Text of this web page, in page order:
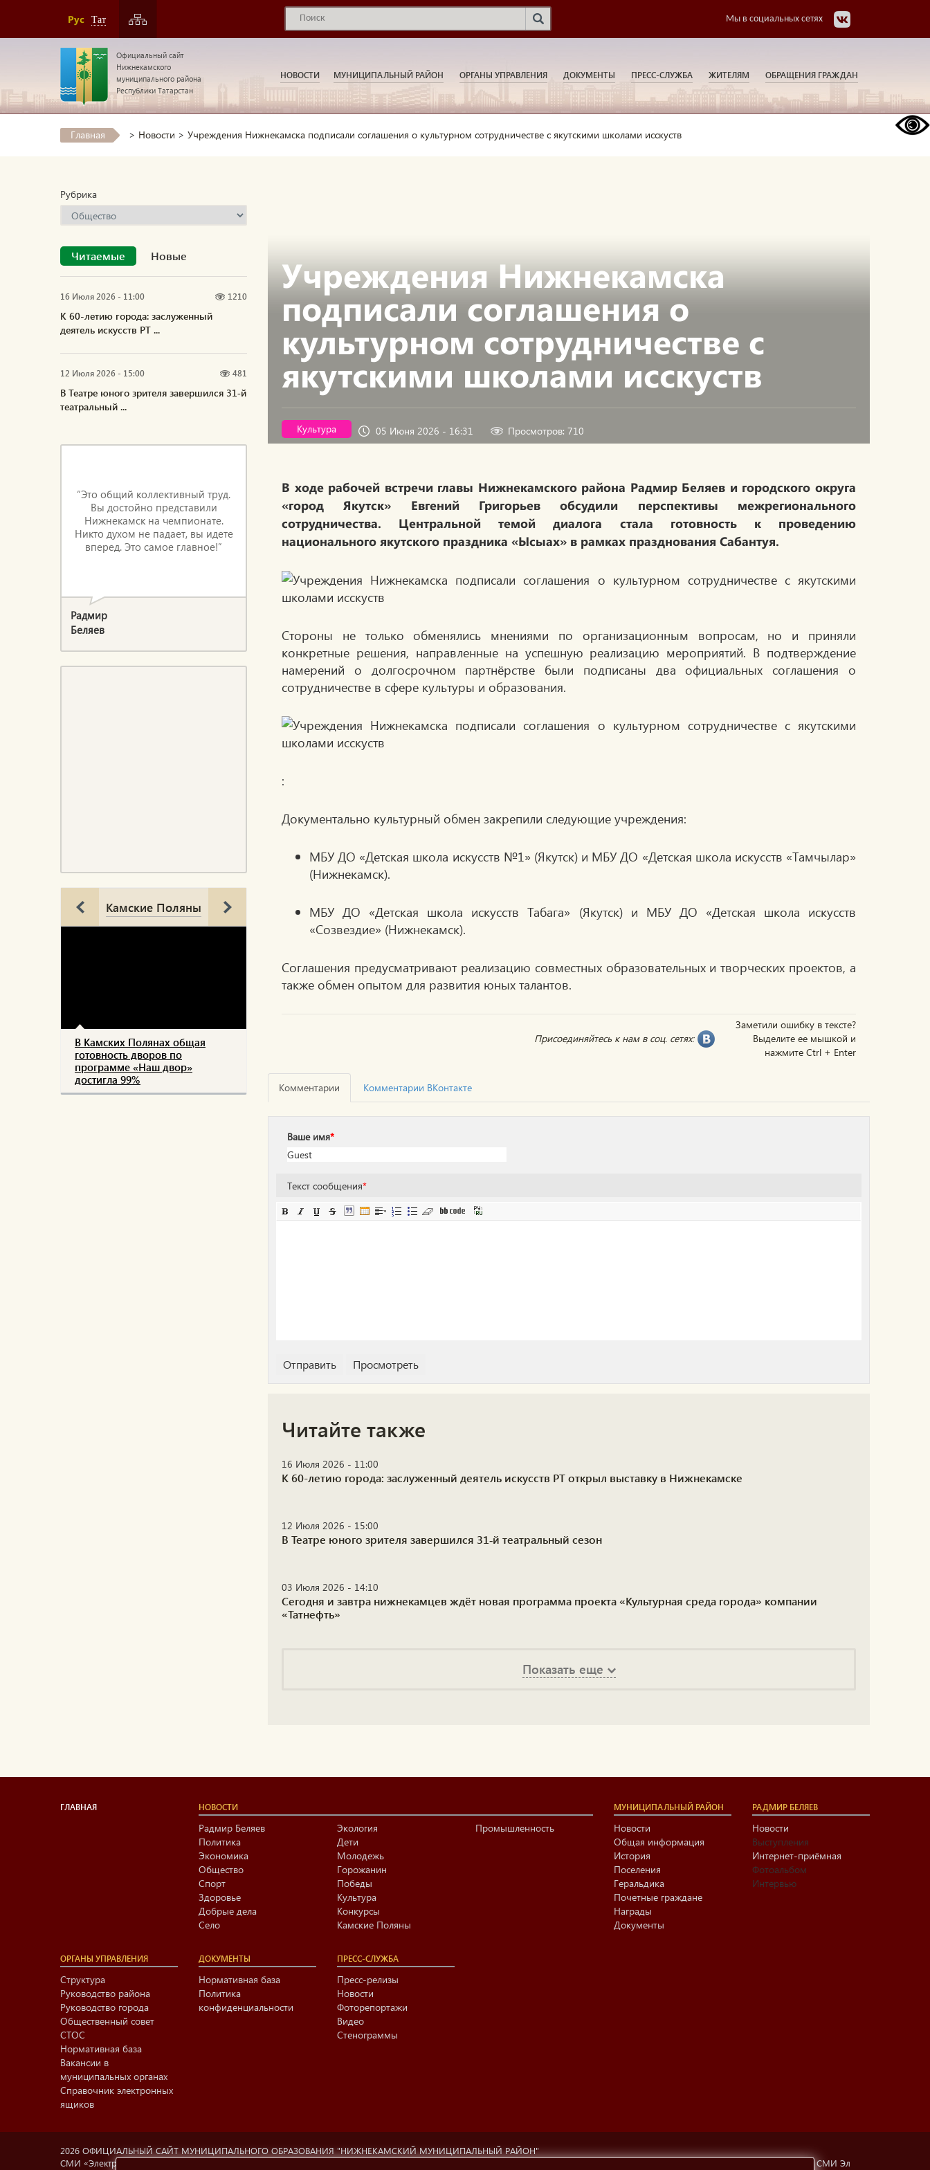
Рус Тат Мы в социальных сетях
Официальный сайт
Нижнекамского
муниципального района
Республики Татарстан
НОВОСТИ МУНИЦИПАЛЬНЫЙ РАЙОН ОРГАНЫ УПРАВЛЕНИЯ ДОКУМЕНТЫ ПРЕСС-СЛУЖБА ЖИТЕЛЯМ ОБРАЩЕНИЯ ГРАЖДАН
Главная > Новости > Учреждения Нижнекамска подписали соглашения о культурном сотрудничестве с якутскими школами исскуств
Рубрика
Читаемые Новые
16 Июля 2026 - 11:00 1210
К 60-летию города: заслуженный
деятель искусств РТ ...
12 Июля 2026 - 15:00 481
В Театре юного зрителя завершился 31‑й
театральный ...
“Это общий коллективный труд.
Вы достойно представили
Нижнекамск на чемпионате.
Никто духом не падает, вы идете
вперед. Это самое главное!”
Радмир
Беляев
Камские Поляны
В Камских Полянах общая
готовность дворов по
программе «Наш двор»
достигла 99%
Учреждения Нижнекамска
подписали соглашения о
культурном сотрудничестве с
якутскими школами исскуств
Культура 05 Июня 2026 - 16:31 Просмотров: 710
В ходе рабочей встречи главы Нижнекамского района Радмир Беляев и городского округа
«город Якутск» Евгений Григорьев обсудили перспективы межрегионального
сотрудничества. Центральной темой диалога стала готовность к проведению
национального якутского праздника «Ысыах» в рамках празднования Сабантуя.
Стороны не только обменялись мнениями по организационным вопросам, но и приняли
конкретные решения, направленные на успешную реализацию мероприятий. В подтверждение
намерений о долгосрочном партнёрстве были подписаны два официальных соглашения о
сотрудничестве в сфере культуры и образования.
:
Документально культурный обмен закрепили следующие учреждения:
МБУ ДО «Детская школа искусств №1» (Якутск) и МБУ ДО «Детская школа искусств «Тамчылар»
(Нижнекамск).
МБУ ДО «Детская школа искусств Табага» (Якутск) и МБУ ДО «Детская школа искусств
«Созвездие» (Нижнекамск).
Соглашения предусматривают реализацию совместных образовательных и творческих проектов, а
также обмен опытом для развития юных талантов.
Заметили ошибку в тексте?
Выделите ее мышкой и
нажмите Ctrl + Enter
Присоединяйтесь к нам в соц. сетях:
Комментарии Комментарии ВКонтакте
Ваше имя*
Текст сообщения*
Читайте также
16 Июля 2026 - 11:00
К 60-летию города: заслуженный деятель искусств РТ открыл выставку в Нижнекамске
12 Июля 2026 - 15:00
В Театре юного зрителя завершился 31‑й театральный сезон
03 Июля 2026 - 14:10
Сегодня и завтра нижнекамцев ждёт новая программа проекта «Культурная среда города» компании
«Татнефть»
Показать еще
ГЛАВНАЯ НОВОСТИ
Радмир Беляев
Политика
Экономика
Общество
Спорт
Здоровье
Добрые дела
Село
Экология
Дети
Молодежь
Горожанин
Победы
Культура
Конкурсы
Камские Поляны
Промышленность
МУНИЦИПАЛЬНЫЙ РАЙОН
Новости
Общая информация
История
Поселения
Геральдика
Почетные граждане
Награды
Документы
РАДМИР БЕЛЯЕВ
Новости
Выступления
Интернет-приёмная
Фотоальбом
Интервью
ОРГАНЫ УПРАВЛЕНИЯ
Структура
Руководство района
Руководство города
Общественный совет
СТОС
Нормативная база
Вакансии в
муниципальных органах
Справочник электронных
ящиков
ДОКУМЕНТЫ
Нормативная база
Политика
конфиденциальности
ПРЕСС-СЛУЖБА
Пресс-релизы
Новости
Фоторепортажи
Видео
Стенограммы
2026 ОФИЦИАЛЬНЫЙ САЙТ МУНИЦИПАЛЬНОГО ОБРАЗОВАНИЯ "НИЖНЕКАМСКИЙ МУНИЦИПАЛЬНЫЙ РАЙОН"
СМИ «Электронный Нижнекамск», учредитель МАУ «Информационный центр г. Нижнекамска» (423570 РФ, РТ, г.Нижнекамск, ул. Ахтубинская, 6а). Свидетельство о регистрации СМИ Эл